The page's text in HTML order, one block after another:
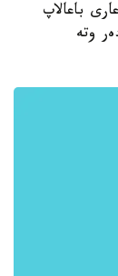
باعالاپ
وتە